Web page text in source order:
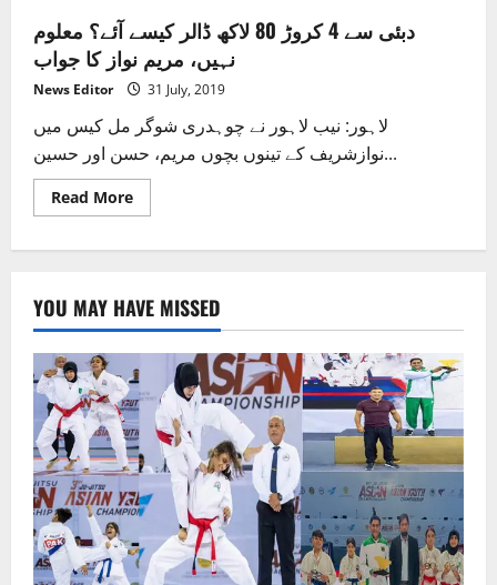
دبئی سے 4 کروڑ 80 لاکھ ڈالر کیسے آئے؟ معلوم
نہیں، مریم نواز کا جواب
News Editor 31 July, 2019
لاہور: نیب لاہور نے چوہدری شوگر مل کیس میں
نوازشریف کے تینوں بچوں مریم، حسن اور حسین...
Read MoreRead
more
80
لاکھ
ڈالر
کیسے
آئے؟
معلوم
نہیں،
مریم
نواز
کا
جواب
YOU MAY HAVE MISSED